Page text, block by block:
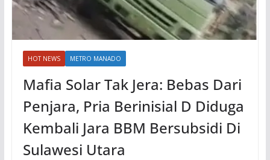
HOT NEWS METRO MANADO
Mafia Solar Tak Jera: Bebas Dari
Penjara, Pria Berinisial D Diduga
Kembali Jara BBM Bersubsidi Di
Sulawesi Utara